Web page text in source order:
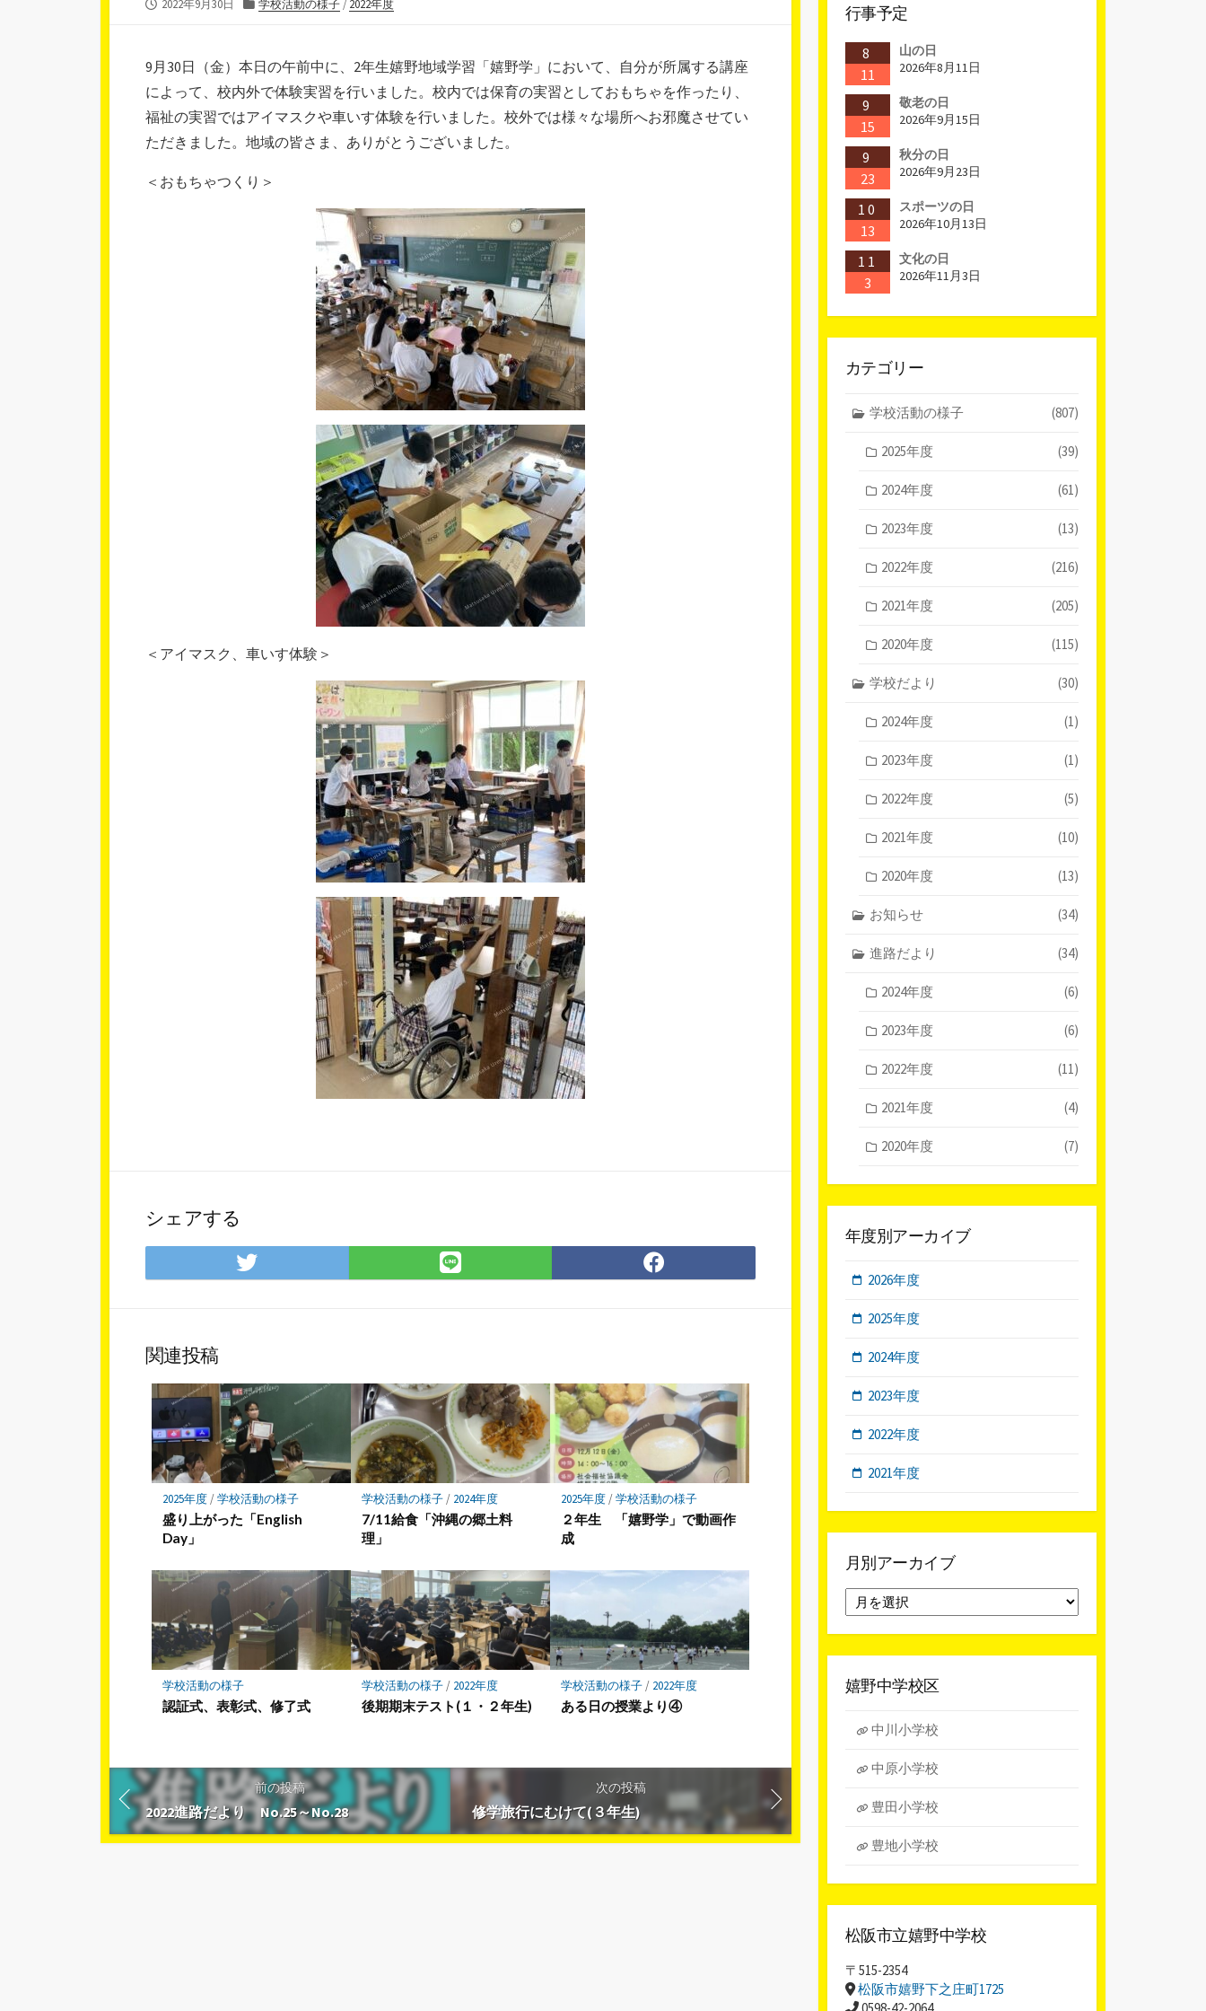
2022年9月30日
ー
学校活動の様子 /2022年度
9月30日（金）本日の午前中に、2年生嬉野地域学習「嬉野学」において、自分が所属する講座
によって、校内外で体験実習を行いました。校内では保育の実習としておもちゃを作ったり、
福祉の実習ではアイマスクや車いす体験を行いました。校外では様々な場所へお邪魔させてい
ただきました。地域の皆さま、ありがとうございました。
＜おもちゃつくり＞
＜アイマスク、車いす体験＞
シェアする
Twitter
で
LINE
で
Facebook
で
関連投稿
2025年度/学校活動の様子
盛り上がった「English
Day」
学校活動の様子/ 2024年度
7/11給食「沖縄の郷土料
理」
2025年度/学校活動の様子
２年生 「嬉野学」で動画作
成
学校活動の様子
認証式、表彰式、修了式
学校活動の様子/ 2022年度
後期期末テスト(１・２年生)
学校活動の様子/ 2022年度
ある日の授業より④
前の投稿
2022進路だより No.25～No.28
次の投稿
修学旅行にむけて(３年生)
行事予定
8
11
山の日
2026年8月11日
9
15
敬老の日
2026年9月15日
9
23
秋分の日
2026年9月23日
10
13
スポーツの日
2026年10月13日
11
3
文化の日
2026年11月3日
カテゴリー
学校活動の様子 (807)
2025年度 (39)
2024年度 (61)
2023年度 (13)
2022年度 (216)
2021年度 (205)
2020年度 (115)
学校だより (30)
2024年度 (1)
2023年度 (1)
2022年度 (5)
2021年度 (10)
2020年度 (13)
お知らせ (34)
進路だより (34)
2024年度 (6)
2023年度 (6)
2022年度 (11)
2021年度 (4)
2020年度 (7)
年度別アーカイブ
2026年度
2025年度
2024年度
2023年度
2022年度
2021年度
月別アーカイブ
別
ア
ー
イ
嬉野中学校区
中川小学校
中原小学校
豊田小学校
豊地小学校
松阪市立嬉野中学校
〒515-2354
松阪市嬉野下之庄町1725
0598-42-2064